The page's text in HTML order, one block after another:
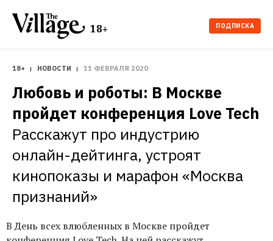
18+ ПОДПИСКА
18+ НОВОСТИ 11 ФЕВРАЛЯ 2020
Любовь и роботы: В Москве
пройдет конференция Love Tech
Расскажут про индустрию
онлайн-дейтинга, устроят
кинопоказы и марафон «Москва
признаний»
В День всех влюбленных в Москве пройдет